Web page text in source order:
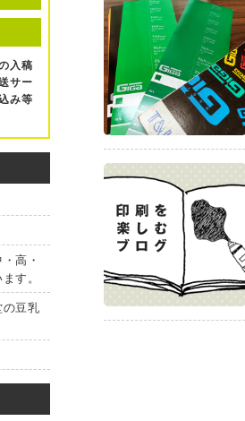
入稿
サー
み等
高・
す。
の豆乳